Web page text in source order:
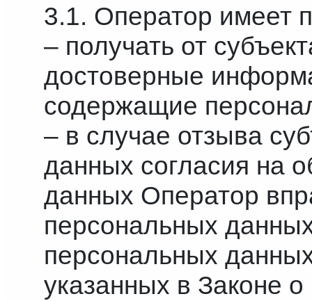
3.1. Оператор имеет
– получать от
достоверные
содержащие
– в случае отзыва
данных согласия на
данных Оператор
персональных
персональных
указанных в Законе